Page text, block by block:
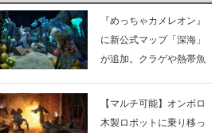
『めっちゃカメレオン』
に新公式マップ「深海」
が追加。クラゲや熱帯魚
や大きな貝も
【マルチ可能】オンボロ
木製ロボットに乗り移っ